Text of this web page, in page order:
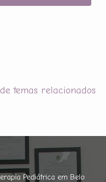
temas relacionados
Pediátrica em Belo